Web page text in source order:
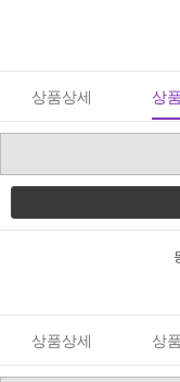
상품상세 상
상품상세 상